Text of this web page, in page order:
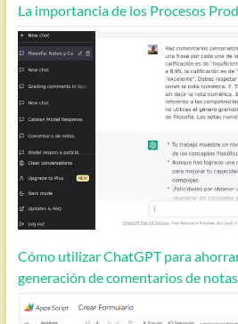
La importancia de los Procesos
Cómo utilizar ChatGPT para
generación de comentarios de